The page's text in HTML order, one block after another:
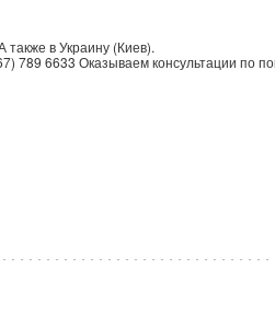
также вУкраину (Киев).
789 6633 Оказываем консультации по